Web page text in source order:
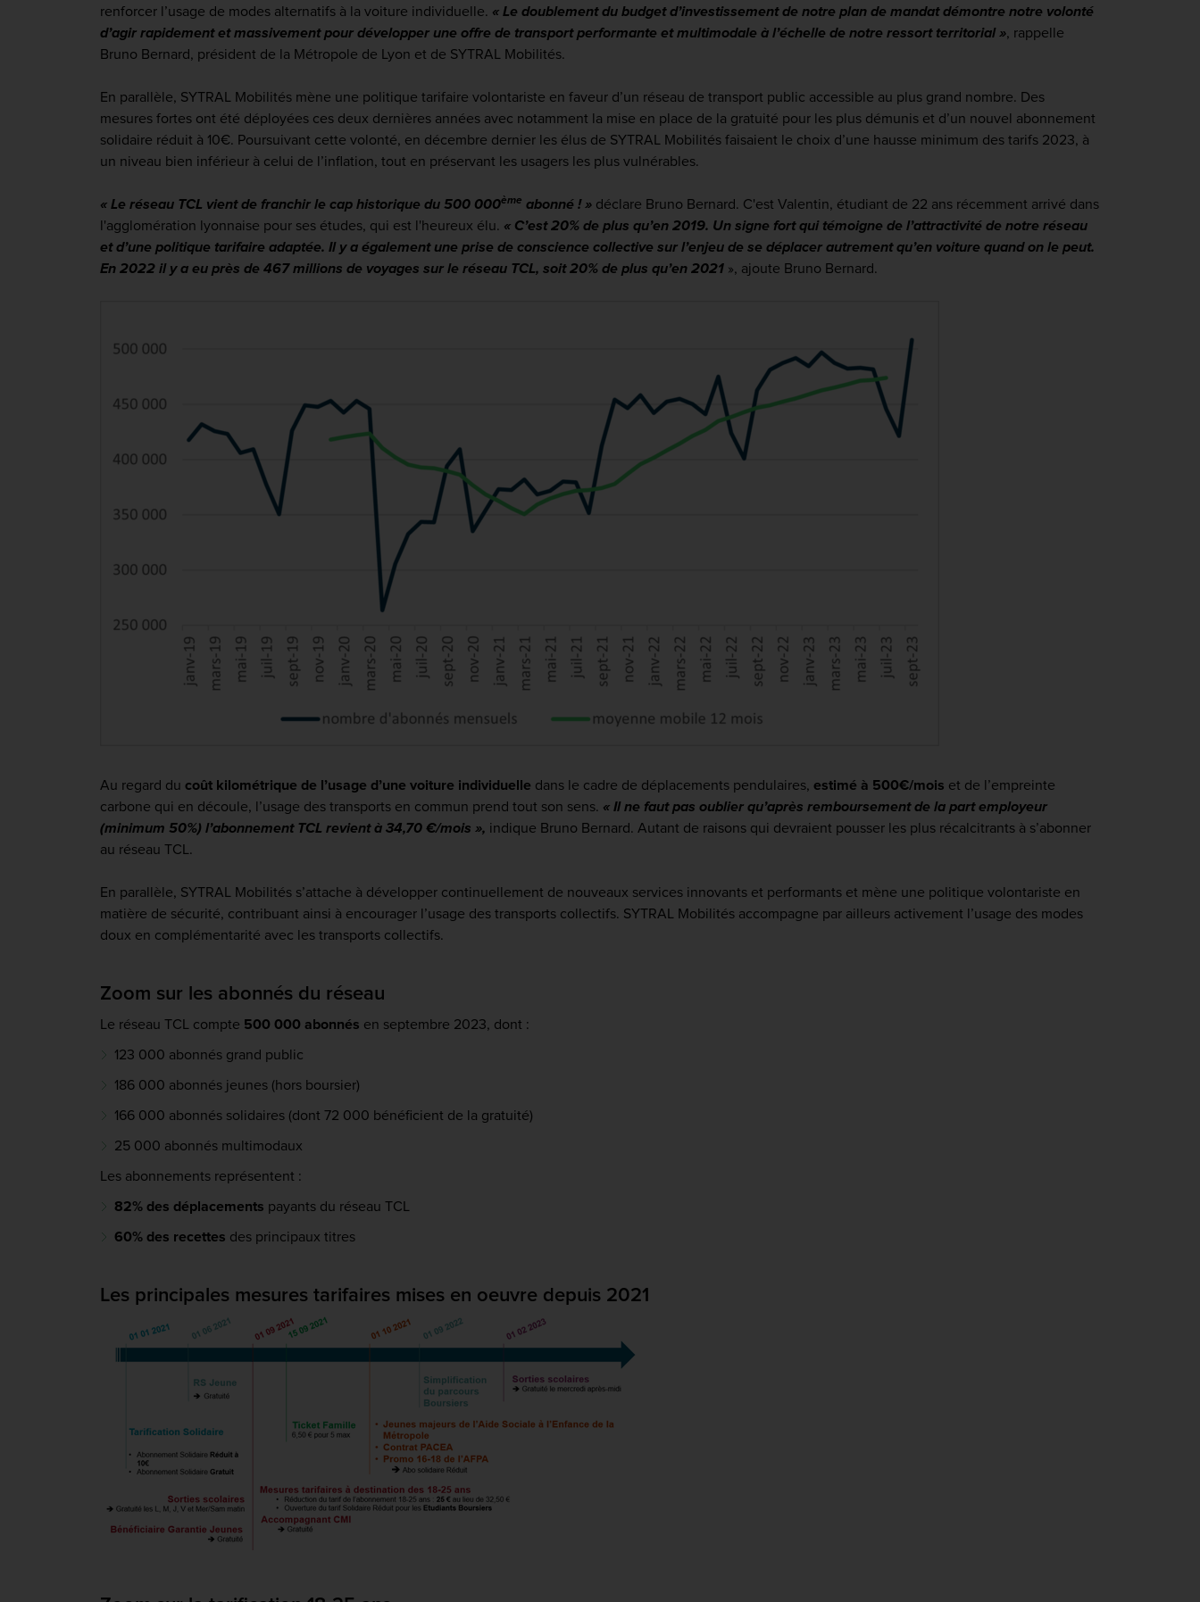
renforcer l’usage de modes alternatifs à la voiture individuelle. « Le doublement du budget d’investissement de notre plan de mandat démontre notre volonté
d’agir rapidement et massivement pour développer une offre de transport performante et multimodale à l’échelle de notre ressort territorial », rappelle
Bruno Bernard, président de la Métropole de Lyon et de SYTRAL Mobilités.
En parallèle, SYTRAL Mobilités mène une politique tarifaire volontariste en faveur d’un réseau de transport public accessible au plus grand nombre. Des
mesures fortes ont été déployées ces deux dernières années avec notamment la mise en place de la gratuité pour les plus démunis et d’un nouvel abonnement
solidaire réduit à 10€. Poursuivant cette volonté, en décembre dernier les élus de SYTRAL Mobilités faisaient le choix d’une hausse minimum des tarifs 2023, à
un niveau bien inférieur à celui de l’inflation, tout en préservant les usagers les plus vulnérables.
« Le réseau TCL vient de franchir le cap historique du 500 000ème abonné ! » déclare Bruno Bernard. C'est Valentin, étudiant de 22 ans récemment arrivé dans
l'agglomération lyonnaise pour ses études, qui est l'heureux élu. « C’est 20% de plus qu’en 2019. Un signe fort qui témoigne de l’attractivité de notre réseau
et d’une politique tarifaire adaptée. Il y a également une prise de conscience collective sur l’enjeu de se déplacer autrement qu’en voiture quand on le peut.
En 2022 il y a eu près de 467 millions de voyages sur le réseau TCL, soit 20% de plus qu’en 2021 », ajoute Bruno Bernard.
Au regard du coût kilométrique de l’usage d’une voiture individuelle dans le cadre de déplacements pendulaires, estimé à 500€/mois et de l’empreinte
carbone qui en découle, l’usage des transports en commun prend tout son sens. « Il ne faut pas oublier qu’après remboursement de la part employeur
(minimum 50%) l’abonnement TCL revient à 34,70 €/mois », indique Bruno Bernard. Autant de raisons qui devraient pousser les plus récalcitrants à s’abonner
au réseau TCL.
En parallèle, SYTRAL Mobilités s’attache à développer continuellement de nouveaux services innovants et performants et mène une politique volontariste en
matière de sécurité, contribuant ainsi à encourager l’usage des transports collectifs. SYTRAL Mobilités accompagne par ailleurs activement l’usage des modes
doux en complémentarité avec les transports collectifs.
Zoom sur les abonnés du réseau
Le réseau TCL compte 500 000 abonnés en septembre 2023, dont :
123 000 abonnés grand public
186 000 abonnés jeunes (hors boursier)
166 000 abonnés solidaires (dont 72 000 bénéficient de la gratuité)
25 000 abonnés multimodaux
Les abonnements représentent :
82% des déplacements payants du réseau TCL
60% des recettes des principaux titres
Les principales mesures tarifaires mises en oeuvre depuis 2021